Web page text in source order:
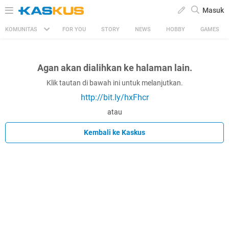
Masuk
KOMUNITAS FOR YOU STORY NEWS HOBBY GAMES
Agan akan dialihkan ke halaman lain.
Klik tautan di bawah ini untuk melanjutkan.
http://bit.ly/hxFhcr
atau
Kembali ke Kaskus